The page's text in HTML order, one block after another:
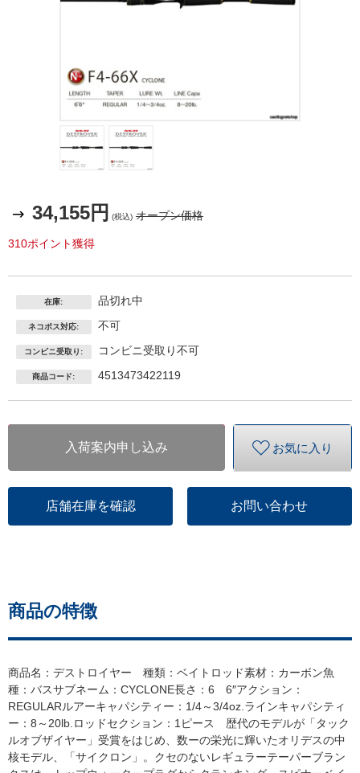
34,155円 (税込) オープン価格
310ポイント獲得
在庫: 品切れ中
ネコポス対応: 不可
コンビニ受取り: コンビニ受取り不可
商品コード: 4513473422119
入荷案内申し込み お気に入り
店舗在庫を確認 お問い合わせ
商品の特徴
商品名：デストロイヤー 種類：ベイトロッド素材：カーボン魚
種：バスサブネーム：CYCLONE長さ：6 6″アクション：
REGULARルアーキャパシティー：1/4～3/4oz.ラインキャパシティ
ー：8～20lb.ロッドセクション：1ピース 歴代のモデルが「タック
ルオブザイヤー」受賞をはじめ、数ーの栄光に輝いたオリデスの中
核モデル、「サイクロン」。クセのないレギュラーテーパーブラン